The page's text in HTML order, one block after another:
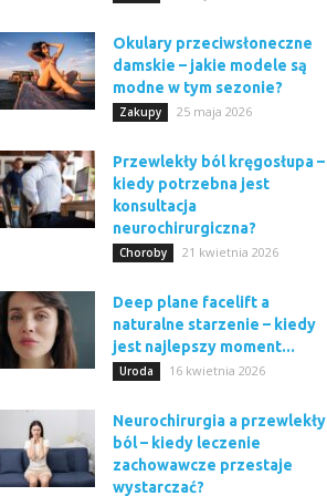
Okulary przeciwsłoneczne
damskie – jakie modele są
modne w tym sezonie?
Zakupy 25 maja 2026
Przewlekły ból kręgosłupa –
kiedy potrzebna jest
konsultacja
neurochirurgiczna?
Choroby 21 kwietnia 2026
Deep plane facelift a
naturalne starzenie – kiedy
jest najlepszy moment...
Uroda 16 kwietnia 2026
Neurochirurgia a przewlekły
ból – kiedy leczenie
zachowawcze przestaje
wystarczać?